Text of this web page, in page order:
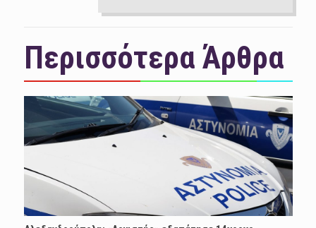
Περισσότερα Άρθρα